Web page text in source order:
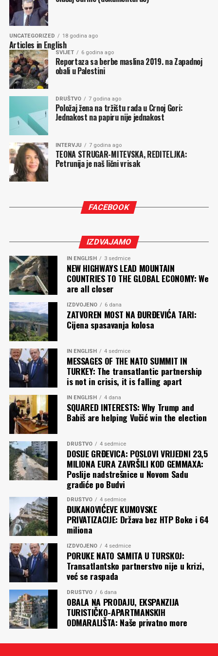
UNCATEGORIZED 18 godina ago
Articles in English
SVIJET 6 godina ago
Reportaza sa berbe maslina 2019. na Zapadnoj
obali u Palestini
DRUŠTVO 7 godina ago
Položaj žena na tržištu rada u Crnoj Gori:
Jednakost na papiru nije jednakost
INTERVJU 7 godina ago
TEONA STRUGAR-MITEVSKA, REDITELJKA:
Petrunija je naš lični vrisak
FACEBOOK
IZDVAJAMO
IN ENGLISH 3 sedmice
NEW HIGHWAYS LEAD MOUNTAIN
COUNTRIES TO THE GLOBAL ECONOMY: We
are all closer
IZDVOJENO 6 dana
ZATVOREN MOST NA ĐURĐEVIĆA TARI:
Cijena spasavanja kolosa
IN ENGLISH 4 sedmice
MESSAGES OF THE NATO SUMMIT IN
TURKEY: The transatlantic partnership
is not in crisis, it is falling apart
IN ENGLISH 4 dana
SQUARED INTERESTS: Why Trump and
Babiš are helping Vučić win the election
DRUŠTVO 4 sedmice
DOSIJE GRĐEVICA: POSLOVI VRIJEDNI 23,5
MILIONA EURA ZAVRŠILI KOD GEMMAXA:
Poslije nadstrešnice u Novom Sadu
gradiće po Budvi
DRUŠTVO 4 sedmice
ĐUKANOVIĆEVE KUMOVSKE
PRIVATIZACIJE: Država bez HTP Boke i 64
miliona
IZDVOJENO 4 sedmice
PORUKE NATO SAMITA U TURSKOJ:
Transatlantsko partnerstvo nije u krizi,
već se raspada
DRUŠTVO 6 dana
OBALA NA PRODAJU, EKSPANZIJA
TURISTIČKO-APARTMANSKIH
ODMARALIŠTA: Naše privatno more